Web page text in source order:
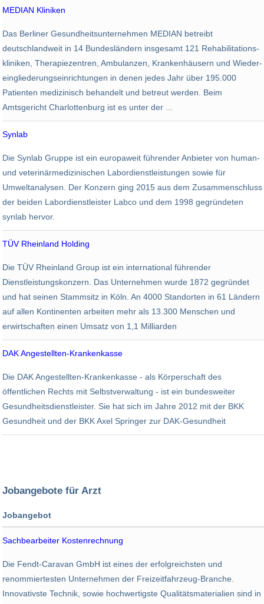
MEDIAN Kliniken
15.000
127 Mio. EUR
Das Berliner Gesundheits­­unternehmen MEDIAN betreibt
deutschlandweit in 14 Bundesländern insgesamt 121 Rehabilitations­
kliniken, Therapiezentren, Ambulanzen, Kranken­häusern und Wieder­
eingliederungs­einrichtungen in denen jedes Jahr über 195.000
Patienten medizinisch behandelt und betreut werden. Beim
Amtsgericht Charlottenburg ist es unter der ...
Synlab
13.000
1,5 Mrd. EUR
Die Synlab Gruppe ist ein europaweit führender Anbieter von human-
und veterinärmedizinischen Labordienstleistungen sowie für
Umweltanalysen. Der Konzern ging 2015 aus dem Zusammenschluss
der beiden Labordienstleister Labco und dem 1998 gegründeten
synlab hervor.
TÜV Rheinland Holding
12.900
1,1 Mrd. EUR
Die TÜV Rheinland Group ist ein international führender
Dienstleistungskonzern. Das Unternehmen wurde 1872 gegründet
und hat seinen Stammsitz in Köln. An 4000 Standorten in 61 Ländern
auf allen Kontinenten arbeiten mehr als 13.300 Menschen und
erwirtschaften einen Umsatz von 1,1 Milliarden
DAK Angestellten-Krankenkasse
10.900
Die DAK Angestellten-Krankenkasse - als Körperschaft des
öffentlichen Rechts mit Selbstverwaltung - ist ein bundesweiter
Gesundheitsdienstleister. Sie hat sich im Jahre 2012 mit der BKK
Gesundheit und der BKK Axel Springer zur DAK-Gesundheit
Jobangebote für Arzt
Jobangebot
Arbeitgeber
Standort
Sachbearbeiter Kostenrechnung
Mertingen
Die Fendt-Caravan GmbH ist eines der erfolgreichsten und
renommiertesten Unternehmen der Freizeitfahrzeug-Branche.
Innovativste Technik, sowie hochwertigste Qualitätsmaterialien sind in